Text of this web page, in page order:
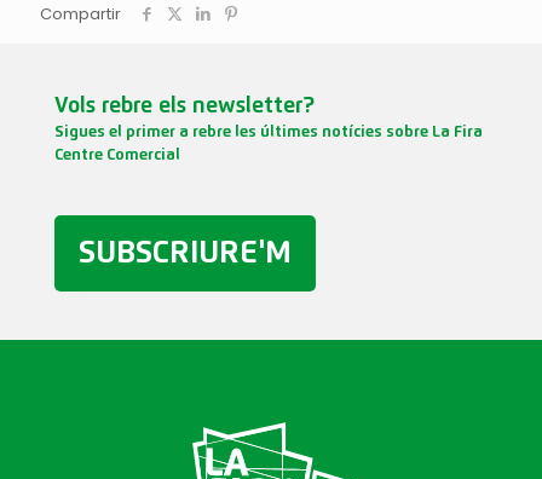
Compartir
Vols rebre els newsletter?
Sigues el primer a rebre les últimes notícies sobre La Fira
Centre Comercial
SUBSCRIURE'M